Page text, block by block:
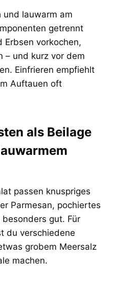
und lauwarm am
getrennt
Erbsen vorkochen,
– und kurz vor dem
Einfrieren empfiehlt
Auftauen oft
als Beilage
passen knuspriges
Parmesan, pochiertes
gut. Für
du verschiedene
grobem Meersalz
machen.